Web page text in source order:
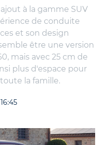
à la gamme SUV
de conduite
et son design
être une version
mais avec 25 cm de
plus d'espace pour
la famille.